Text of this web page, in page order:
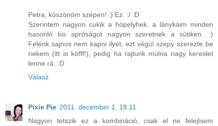
Petra, köszönöm szépen! :) Ez. :/ :D
Szerintem nagyon cukik a hópelyhek, a lánykáim minden
hasonló kis apróságot nagyon szeretnek a sütiken. :)
Felénk sajnos nem kapni ilyet, ezt végül szepy szerezte be
nekem (itt is köfff!), pedig ha rajtunk múlna nagy kereslet
lenne rá. :D
Válasz
Pixie Pie 2011. december 1. 18:11
Nagyon tetszik ez a kombináció, csak el ne felejtsem